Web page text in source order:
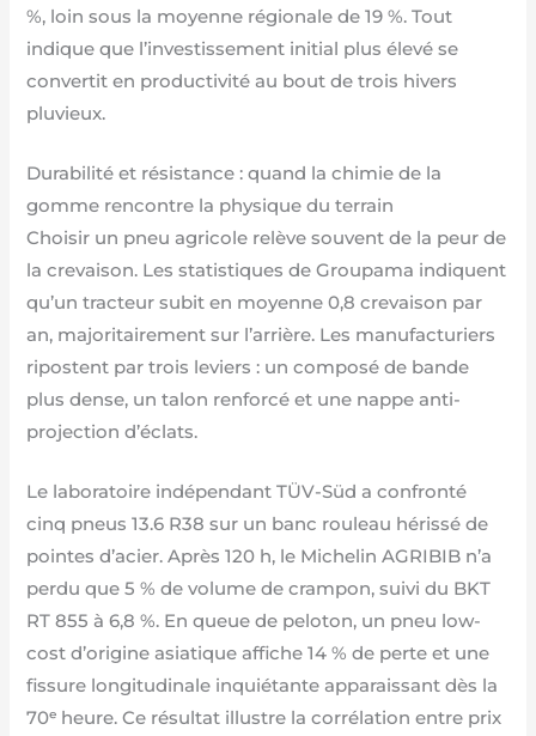
%, loin sous la moyenne régionale de 19 %. Tout
indique que l’investissement initial plus élevé se
convertit en productivité au bout de trois hivers
pluvieux.
Durabilité et résistance : quand la chimie de la
gomme rencontre la physique du terrain
Choisir un pneu agricole relève souvent de la peur de
la crevaison. Les statistiques de Groupama indiquent
qu’un tracteur subit en moyenne 0,8 crevaison par
an, majoritairement sur l’arrière. Les manufacturiers
ripostent par trois leviers : un composé de bande
plus dense, un talon renforcé et une nappe anti-
projection d’éclats.
Le laboratoire indépendant TÜV-Süd a confronté
cinq pneus 13.6 R38 sur un banc rouleau hérissé de
pointes d’acier. Après 120 h, le Michelin AGRIBIB n’a
perdu que 5 % de volume de crampon, suivi du BKT
RT 855 à 6,8 %. En queue de peloton, un pneu low-
cost d’origine asiatique affiche 14 % de perte et une
fissure longitudinale inquiétante apparaissant dès la
70ᵉ heure. Ce résultat illustre la corrélation entre prix